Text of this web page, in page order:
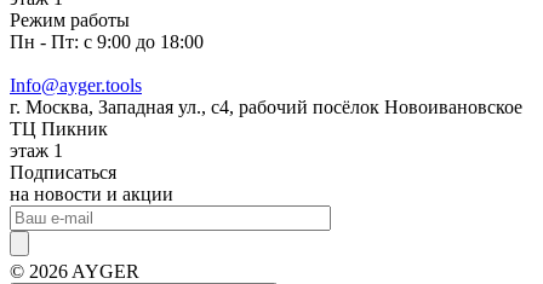
Режим работы
Пн - Пт: с 9:00 до 18:00
Info@ayger.tools
г. Москва, Западная ул., с4, рабочий посёлок Новоивановское
ТЦ Пикник
этаж 1
Подписаться
на новости и акции
© 2026 AYGER